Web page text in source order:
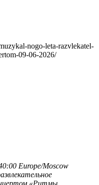
nogo-leta-razvlekatel-
09-06-2026/
Europe/Moscow
«Ритмы